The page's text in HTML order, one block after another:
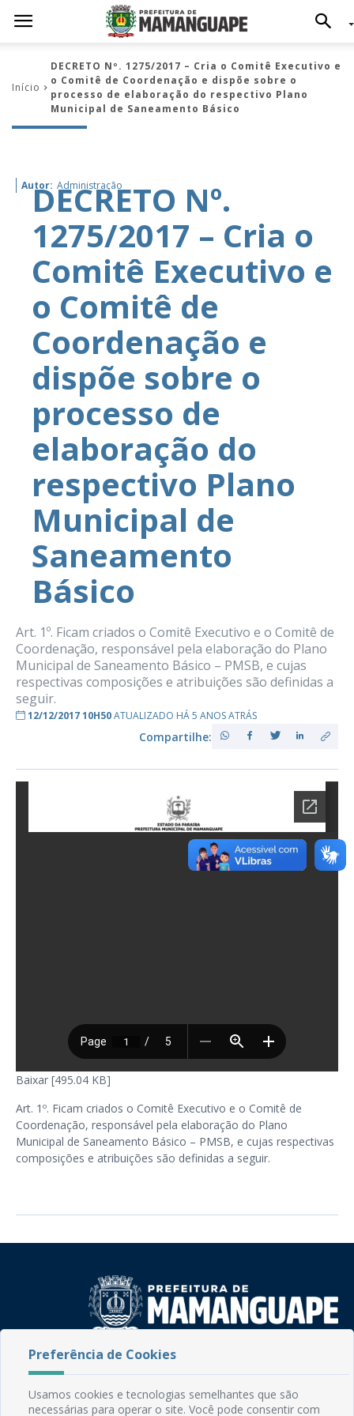
Início
DECRETO Nº. 1275/2017 – Cria o Comitê Executivo e
o Comitê de Coordenação e dispõe sobre o
processo de elaboração do respectivo Plano
Municipal de Saneamento Básico
Autor: Administração
DECRETO Nº.
1275/2017 – Cria o
Comitê Executivo e
o Comitê de
Coordenação e
dispõe sobre o
processo de
elaboração do
respectivo Plano
Municipal de
Saneamento
Básico
Art. 1º. Ficam criados o Comitê Executivo e o Comitê de
Coordenação, responsável pela elaboração do Plano
Municipal de Saneamento Básico – PMSB, e cujas
respectivas composições e atribuições são definidas a
seguir.
12/12/2017 10H50ATUALIZADO HÁ 5 ANOS ATRÁS
Compartilhe:
Baixar [495.04 KB]
Art. 1º. Ficam criados o Comitê Executivo e o Comitê de
Coordenação, responsável pela elaboração do Plano
Municipal de Saneamento Básico – PMSB, e cujas respectivas
composições e atribuições são definidas a seguir.
Rua do Imperador, 78, Centro
CEP: 58.280-000 - Mamanguape/PB
Fone: (83) 3292-2246
Email: comunicacao@mamanguape.pb.gov.br
Preferência de Cookies
Usamos cookies e tecnologias semelhantes que são
necessárias para operar o site. Você pode consentir com